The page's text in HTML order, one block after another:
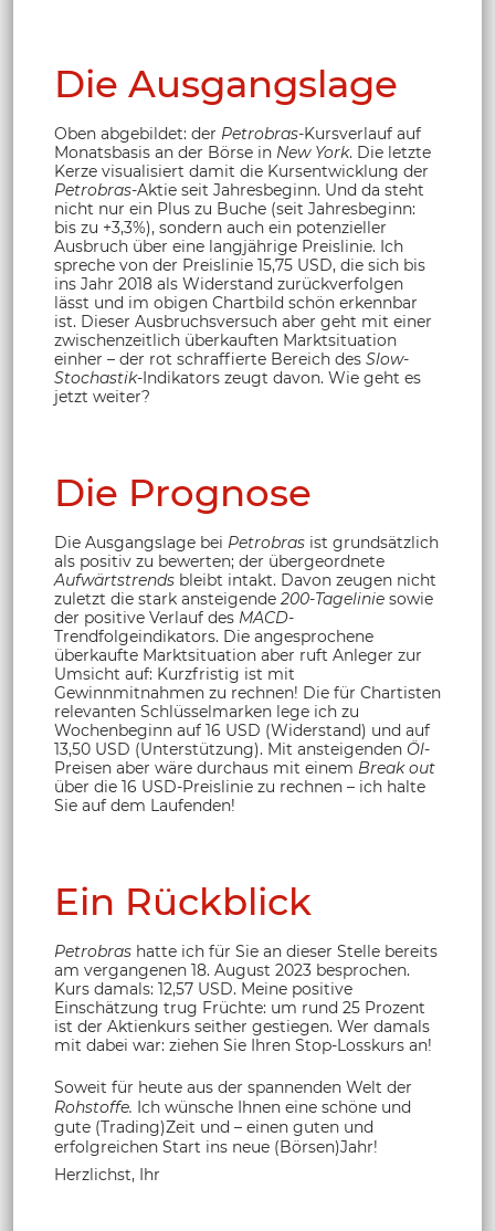
Die Ausgangslage
Oben abgebildet: der Petrobras-Kursverlauf auf
Monatsbasis an der Börse in New York. Die letzte
Kerze visualisiert damit die Kursentwicklung der
Petrobras-Aktie seit Jahresbeginn. Und da steht
nicht nur ein Plus zu Buche (seit Jahresbeginn:
bis zu +3,3%), sondern auch ein potenzieller
Ausbruch über eine langjährige Preislinie. Ich
spreche von der Preislinie 15,75 USD, die sich bis
ins Jahr 2018 als Widerstand zurückverfolgen
lässt und im obigen Chartbild schön erkennbar
ist. Dieser Ausbruchsversuch aber geht mit einer
zwischenzeitlich überkauften Marktsituation
einher – der rot schraffierte Bereich des Slow-
Stochastik-Indikators zeugt davon. Wie geht es
jetzt weiter?
Die Prognose
Die Ausgangslage bei Petrobras ist grundsätzlich
als positiv zu bewerten; der übergeordnete
Aufwärtstrends bleibt intakt. Davon zeugen nicht
zuletzt die stark ansteigende 200-Tagelinie sowie
der positive Verlauf des MACD-
Trendfolgeindikators. Die angesprochene
überkaufte Marktsituation aber ruft Anleger zur
Umsicht auf: Kurzfristig ist mit
Gewinnmitnahmen zu rechnen! Die für Chartisten
relevanten Schlüsselmarken lege ich zu
Wochenbeginn auf 16 USD (Widerstand) und auf
13,50 USD (Unterstützung). Mit ansteigenden Öl-
Preisen aber wäre durchaus mit einem Break out
über die 16 USD-Preislinie zu rechnen – ich halte
Sie auf dem Laufenden!
Ein Rückblick
Petrobras hatte ich für Sie an dieser Stelle bereits
am vergangenen 18. August 2023 besprochen.
Kurs damals: 12,57 USD. Meine positive
Einschätzung trug Früchte: um rund 25 Prozent
ist der Aktienkurs seither gestiegen. Wer damals
mit dabei war: ziehen Sie Ihren Stop-Losskurs an!
Soweit für heute aus der spannenden Welt der
Rohstoffe. Ich wünsche Ihnen eine schöne und
gute (Trading)Zeit und – einen guten und
erfolgreichen Start ins neue (Börsen)Jahr!
Herzlichst, Ihr